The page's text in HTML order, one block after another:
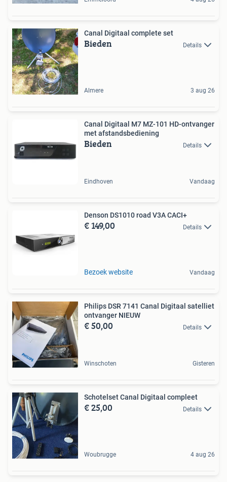
Canal Digitaal complete set
Bieden Details
Almere 3 aug 26
Canal Digitaal M7 MZ-101 HD-ontvanger
met afstandsbediening
Bieden Details
Eindhoven Vandaag
Denson DS1010 road V3A CACI+
€ 149,00 Details
Bezoek website Vandaag
Philips DSR 7141 Canal Digitaal satelliet
ontvanger NIEUW
€ 50,00 Details
Winschoten Gisteren
Schotelset Canal Digitaal compleet
€ 25,00 Details
Woubrugge 4 aug 26